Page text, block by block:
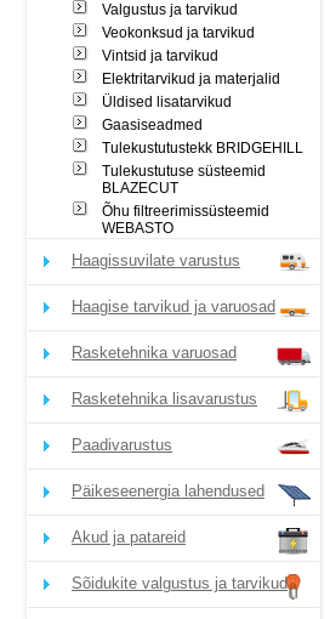
Valgustus ja tarvikud
Veokonksud ja tarvikud
Vintsid ja tarvikud
Elektritarvikud ja materjalid
Üldised lisatarvikud
Gaasiseadmed
Tulekustutustekk BRIDGEHILL
Tulekustutuse süsteemid
BLAZECUT
Õhu filtreerimissüsteemid
WEBASTO
Haagissuvilate varustus
Haagise tarvikud ja varuosad
Rasketehnika varuosad
Rasketehnika lisavarustus
Paadivarustus
Päikeseenergia lahendused
Akud ja patareid
Sõidukite valgustus ja tarvikud